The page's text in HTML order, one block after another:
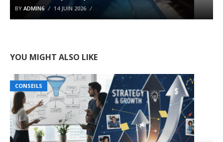
BY ADMIN6 14 JUIN 2026
YOU MIGHT ALSO LIKE
CONSEILS